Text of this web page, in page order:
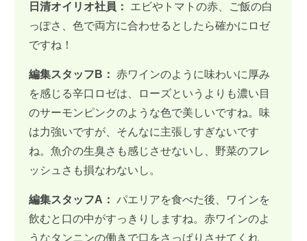
日清オイリオ社員： エビやトマトの赤、ご飯の白
っぽさ、色で両方に合わせるとしたら確かにロゼ
ですね！
編集スタッフB： 赤ワインのように味わいに厚み
を感じる辛口ロゼは、ローズというよりも濃い目
のサーモンピンクのような色で美しいですね。味
は力強いですが、そんなに主張しすぎないです
ね。魚介の生臭さも感じさせないし、野菜のフレ
ッシュさも損なわないし。
編集スタッフA： パエリアを食べた後、ワインを
飲むと口の中がすっきりしますね。赤ワインのよ
うなタンニンの働きで口をさっぱりさせてくれ